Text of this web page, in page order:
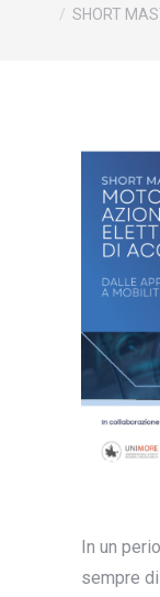
SHORT
In un
sempre